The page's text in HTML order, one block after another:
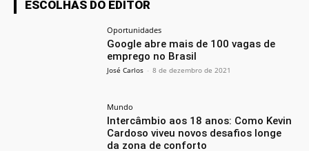
ESCOLHAS DO EDITOR
Oportunidades
Google abre mais de 100 vagas de
emprego no Brasil
José Carlos - 8 de dezembro de 2021
Mundo
Intercâmbio aos 18 anos: Como Kevin
Cardoso viveu novos desafios longe
da zona de conforto